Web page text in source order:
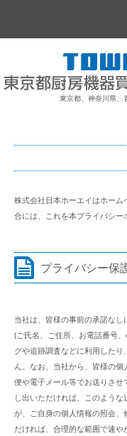
東京都、神奈川県、
株式会社日本ホーエイはホー
合には、これを本プライバシー
プライバシー保
当社は、皆様の事前の承諾な
(ご氏名、ご住所、お電話番号
グや追跡調査などに利用した
ん。なお、当社から、皆様の
便や電子メール等でお送りさせ
し出いただければ、このよう
が、ご自身の個人情報の照会
だければ、合理的な範囲で速や